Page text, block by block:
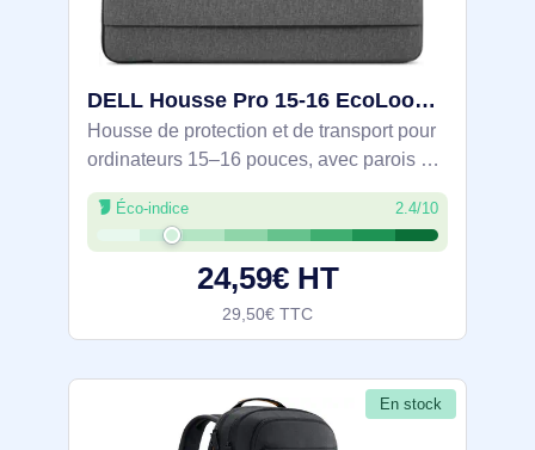
DELL Housse Pro 15-16 EcoLoop Urban - CV4625 - DELL-CV4625
Housse de protection et de transport pour
ordinateurs 15–16 pouces, avec parois en
mousse 360° et tissu 300D résistant à
l’eau. Tissu extérieur en polyester 100 %
recyclé, utilisant jusqu’à 90 % de
Éco-indice 2.4/10
24,59€ HT
29,50€ TTC
En stock